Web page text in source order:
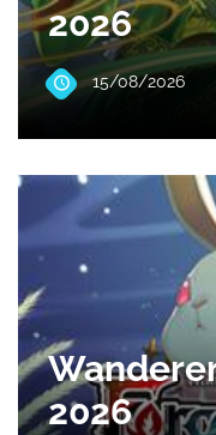
2026
15/08/2026
2026